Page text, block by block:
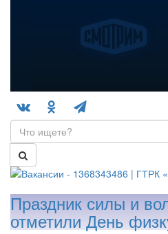
Праздник силы и
отметили День